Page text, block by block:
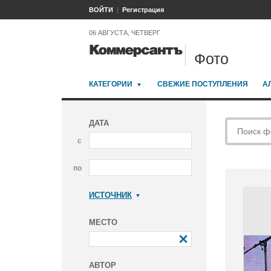
ВОЙТИ Регистрация
06 АВГУСТА, ЧЕТВЕРГ
Фото
КАТЕГОРИИ СВЕЖИЕ ПОСТУПЛЕНИЯ
ДАТА
с
по
ИСТОЧНИК
МЕСТО
АВТОР